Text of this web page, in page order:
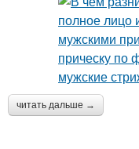
читать дальше →